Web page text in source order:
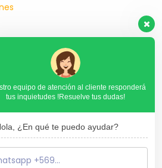
equipo de atención al cliente responderá
tus inquietudes !Resuelve tus dudas!
¿En qué te puedo ayudar?